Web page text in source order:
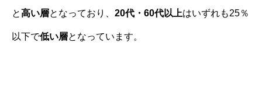
と高い層となっており、 20代・60代以上はいずれも25％
以下で低い層となっています。